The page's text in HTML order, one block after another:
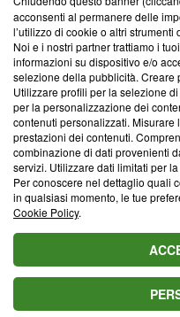
Team editoriale
Corporate
Redazione
Informativa Privacy
Cookie Policy
Blasting SA, IDI CHE-
Lugano (Svizzera) Tel:+39
© 2026 Blasting News
acconsenti al permanere delle
l’utilizzo di cookie o altri
Noi e i nostri partner trattiamo i
informazioni su dispositivo e/o
selezione della pubblicità. Creare
Utilizzare profili per la selezione
per la personalizzazione dei
contenuti personalizzati.
prestazioni dei contenuti.
combinazione di dati provenienti
servizi. Utilizzare dati limitati per
Per conoscere nel dettaglio quali
in qualsiasi momento, le tue
Cookie Policy.